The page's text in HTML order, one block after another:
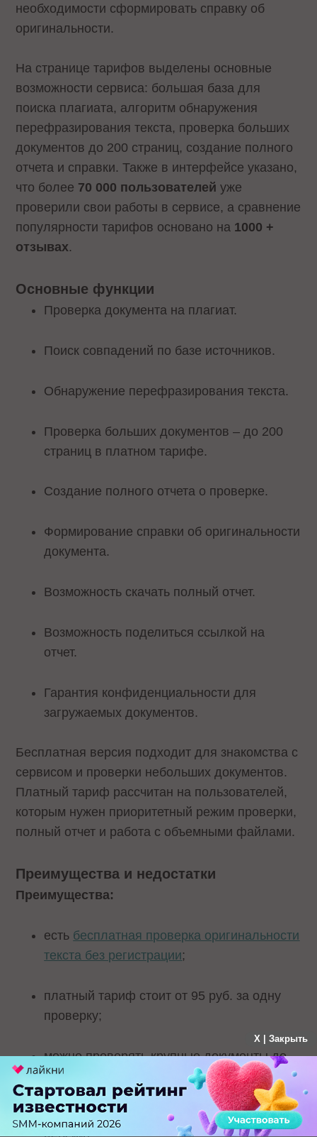
необходимости сформировать справку об
оригинальности.
На странице тарифов выделены основные
возможности сервиса: большая база для
поиска плагиата, алгоритм обнаружения
перефразирования текста, проверка больших
документов до 200 страниц, создание полного
отчета и справки. Также в интерфейсе указано,
что более 70 000 пользователей уже
проверили свои работы в сервисе, а сравнение
популярности тарифов основано на 1000 +
отзывах.
Основные функции
Проверка документа на плагиат.
Поиск совпадений по базе источников.
Обнаружение перефразирования текста.
Проверка больших документов – до 200
страниц в платном тарифе.
Создание полного отчета о проверке.
Формирование справки об оригинальности
документа.
Возможность скачать полный отчет.
Возможность поделиться ссылкой на
отчет.
Гарантия конфиденциальности для
загружаемых документов.
Бесплатная версия подходит для знакомства с
сервисом и проверки небольших документов.
Платный тариф рассчитан на пользователей,
которым нужен приоритетный режим проверки,
полный отчет и работа с объемными файлами.
Преимущества и недостатки
Преимущества:
есть бесплатная проверка оригинальности
текста без регистрации;
платный тариф стоит от 95 руб. за одну
проверку;
можно проверять крупные документы до
200 страниц;
доступен полный отчет (в платной
X | Закрыть